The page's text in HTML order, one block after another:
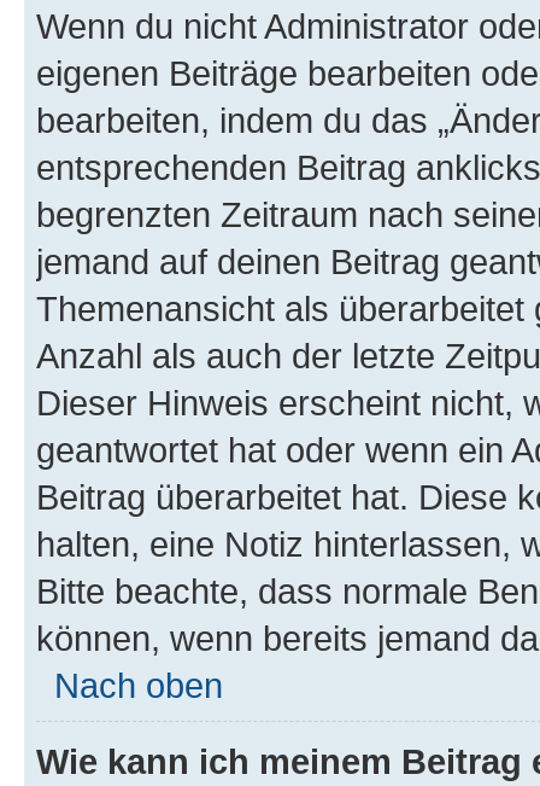
Wenn du nicht Administrator
eigenen Beiträge bearbeiten
bearbeiten, indem du das
entsprechenden Beitrag
begrenzten Zeitraum nach
jemand auf deinen Beitrag
Themenansicht als
Anzahl als auch der letzte
Dieser Hinweis erscheint nicht,
geantwortet hat oder wenn ein
Beitrag überarbeitet hat. Diese
halten, eine Notiz hinterlassen,
Bitte beachte, dass normale
können, wenn bereits jemand
Nach oben
Wie kann ich meinem